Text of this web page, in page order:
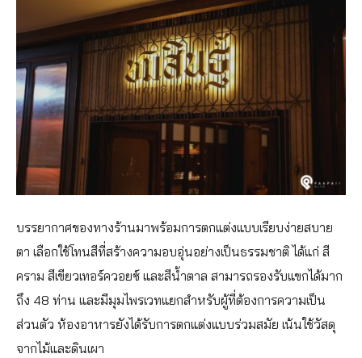
บรรยากาศของทางร้านมาพร้อมการตกแต่งแบบเรียบง่ายสบาย
ตา เลือกใช้โทนสีที่สร้างความอบอุ่นอย่างเป็นธรรมชาติ ได้แก่ สี
คราม สีเขียวเทอร์ควอยซ์ และสีน้ำตาล สามารถรองรับแขกได้มาก
ถึง 48 ท่าน และมีมุมไพรเวทแยกสำหรับผู้ที่ต้องการความเป็น
ส่วนตัว ห้องอาหารยังได้รับการตกแต่งแบบร่วมสมัย เน้นใช้วัสดุ
จากไม้และดินเผา